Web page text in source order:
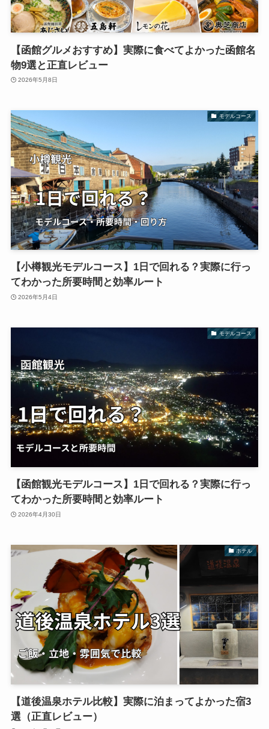
【函館グルメおすすめ】実際に食べてよかった函館名
物9選と正直レビュー
2026年5月8日
モデルコース
【小樽観光モデルコース】1日で回れる？実際に行っ
てわかった所要時間と効率ルート
2026年5月4日
モデルコース
【函館観光モデルコース】1日で回れる？実際に行っ
てわかった所要時間と効率ルート
2026年4月30日
ホテル
【道後温泉ホテル比較】実際に泊まってよかった宿3
選（正直レビュー）